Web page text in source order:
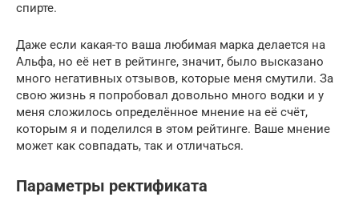
спирте.
Даже если какая-то ваша любимая марка делается на
Альфа, но её нет в рейтинге, значит, было высказано
много негативных отзывов, которые меня смутили. За
свою жизнь я попробовал довольно много водки и у
меня сложилось определённое мнение на её счёт,
которым я и поделился в этом рейтинге. Ваше мнение
может как совпадать, так и отличаться.
Параметры ректификата